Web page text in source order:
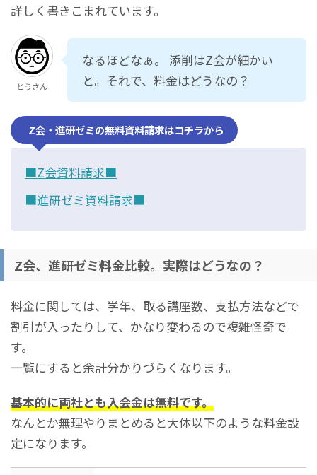
詳しく書きこまれています。
とうさん
なるほどなぁ。 添削はZ会が細かい
と。それで、料金はどうなの？
Z会・進研ゼミの無料資料請求はコチラから
■Z会資料請求■
■進研ゼミ資料請求■
Z会、進研ゼミ料金比較。実際はどうなの？
料金に関しては、学年、取る講座数、支払方法などで
割引が入ったりして、かなり変わるので複雑怪奇で
す。
一覧にすると余計分かりづらくなります。
基本的に両社とも入会金は無料です。
なんとか無理やりまとめると大体以下のような料金設
定になります。